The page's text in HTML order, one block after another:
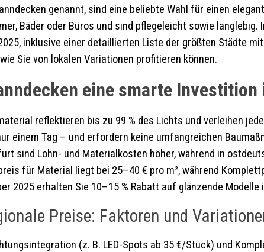
genannt, sind eine beliebte Wahl für einen
Bäder oder Büros und sind pflegeleicht sowie
inklusive einer detaillierten Liste der größten Städte
Sie von lokalen Variationen profitieren können.
eine smarte
reflektieren bis zu 99 % des Lichts und verleihen
Tag – und erfordern keine umfangreichen
sind Lohn- und Materialkosten höher, während in
für Material liegt bei 25–40 € pro m², während
2025 erhalten Sie 10–15 % Rabatt auf glänzende Modelle
Preise: Faktoren und
(z. B. LED-Spots ab 35 €/Stück) und